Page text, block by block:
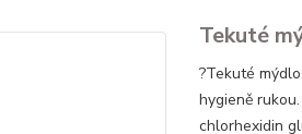
Tekuté
?Tekuté
hygieně
chlorhexidin